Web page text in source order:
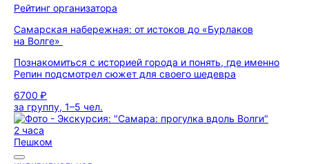
Рейтинг организатора
Самарская набережная: от истоков до «Бурлаков
на Волге»
Познакомиться с историей города и понять, где именно
Репин подсмотрел сюжет для своего шедевра
6700 ₽
за группу, 1–5 чел.
2 часа
Пешком